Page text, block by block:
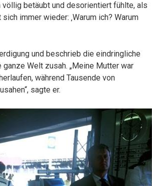
betäubt und desorientiert fühlte, als
immer wieder: ‚Warum ich? Warum
und beschrieb die eindringliche
ganze Welt zusah. „Meine Mutter war
während Tausende von
sagte er.